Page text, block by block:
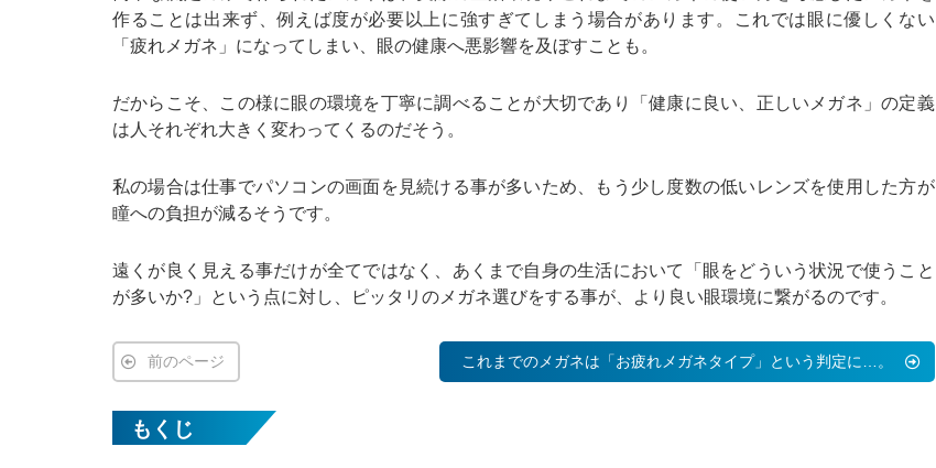
作ることは出来ず、例えば度が必要以上に強すぎてしまう場合があります。これでは眼に優しくない
「疲れメガネ」になってしまい、眼の健康へ悪影響を及ぼすことも。
だからこそ、この様に眼の環境を丁寧に調べることが大切であり「健康に良い、正しいメガネ」の定義
は人それぞれ大きく変わってくるのだそう。
私の場合は仕事でパソコンの画面を見続ける事が多いため、もう少し度数の低いレンズを使用した方が
瞳への負担が減るそうです。
遠くが良く見える事だけが全てではなく、あくまで自身の生活において「眼をどういう状況で使うこと
が多いか?」という点に対し、ピッタリのメガネ選びをする事が、より良い眼環境に繋がるのです。
これまでのメガネは「お疲れメガネタイプ」という判定に…。
前のページ
もくじ